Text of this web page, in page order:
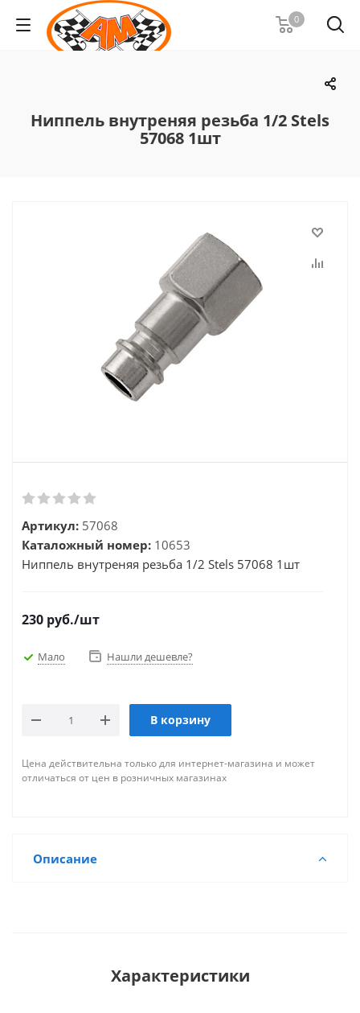
0
Ниппель внутреняя резьба 1/2 Stels
57068 1шт
Артикул: 57068
Каталожный номер: 10653
Ниппель внутреняя резьба 1/2 Stels 57068 1шт
230 руб./шт
Мало Нашли дешевле?
В корзину
Цена действительна только для интернет-магазина и может
отличаться от цен в розничных магазинах
Описание
Характеристики